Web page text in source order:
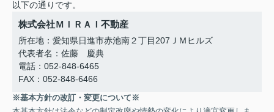
以下の通りです。
株式会社ＭＩＲＡＩ不動産
所在地：愛知県日進市赤池南２丁目207ＪＭヒルズ
代表者名：佐藤 慶典
電話：052-848-6465
FAX：052-848-6466
※基本方針の改訂・変更について※